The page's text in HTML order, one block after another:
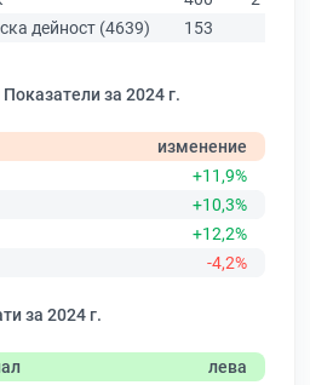
дейност (4639)
153
за 2024 г.
изменение
+11,9%
+10,3%
+12,2%
-4,2%
за 2024 г.
лева